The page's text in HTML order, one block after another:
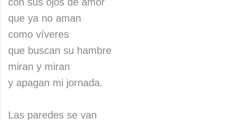
que ya no aman
como víveres
que buscan su hambre
miran y miran
y apagan mi jornada.
Las paredes se van